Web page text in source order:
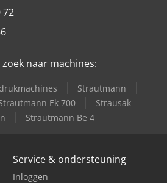
72
naar machines:
Strautmann
Ek 700
Strausak
Strautmann Be 4
Service & ondersteuning
Inloggen